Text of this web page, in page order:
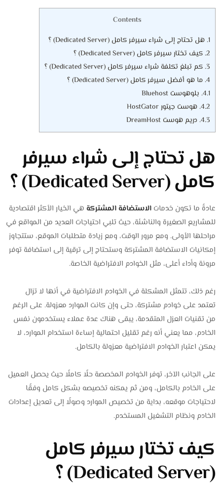
Contents
1. هل تحتاج إلى شراء سيرفر كامل (Dedicated Server) ؟
2. كيف تختار سيرفر كامل (Dedicated Server) ؟
3. كم تبلغ تكلفة شراء سيرفر كامل (Dedicated Server) ؟
4. ما هو أفضل سيرفر كامل (Dedicated Server) ؟
4.1. بلوهوست Bluehost
4.2. هوست جيتور HostGator
4.3. دريم هوست DreamHost
هل تحتاج إلى شراء سيرفر
كامل (Dedicated Server) ؟
عادةً ما تكون خدماتالاستضافة المشتركة هي الخيار الأكثر اقتصادية
للمشاريع الصغيرة والناشئة، حيث تلبي احتياجات العديد من المواقع في
مراحلها الأولى. ومع مرور الوقت، ومع زيادة متطلبات الموقع، ستتجاوز
إمكانيات الاستضافة المشتركة وستحتاج إلى ترقية إلى استضافة توفر
مرونة وأداء أعلى، مثل الخوادم الافتراضية الخاصة.
رغم ذلك، تتمثل المشكلة في الخوادم الافتراضية في أنها لا تزال
تعتمد على خوادم مشتركة، حتى وإن كانت الموارد معزولة. على الرغم
من تقنيات العزل المتقدمة، يبقى هناك عدة عملاء يستخدمون نفس
الخادم، مما يعني أنه رغم تقليل احتمالية إساءة استخدام الموارد، لا
يمكن اعتبار الخوادم الافتراضية معزولة بالكامل.
على الجانب الآخر، توفر الخوادم المخصصة حلًا كاملًا حيث يحصل العميل
على الخادم بالكامل، ومن ثم يمكنه تخصيصه بشكل كامل وفقًا
لاحتياجات موقعه، بداية من تخصيص الموارد وصولًا إلى تعديل إعدادات
الخادم ونظام التشغيل المستخدم.
كيف تختار سيرفر كامل
(Dedicated Server) ؟